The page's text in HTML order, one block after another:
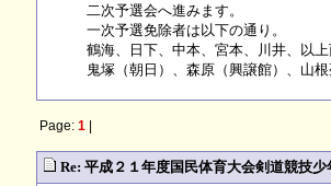
二次予選会へ進みます。
一次予選免除者は以下の通り。
鶴海、日下、中本、宮本、川井、以
鬼塚（朝日）、森原（興譲館）、山根
Page: 1|
Re: 平成２１年度国民体育大会剣道競技